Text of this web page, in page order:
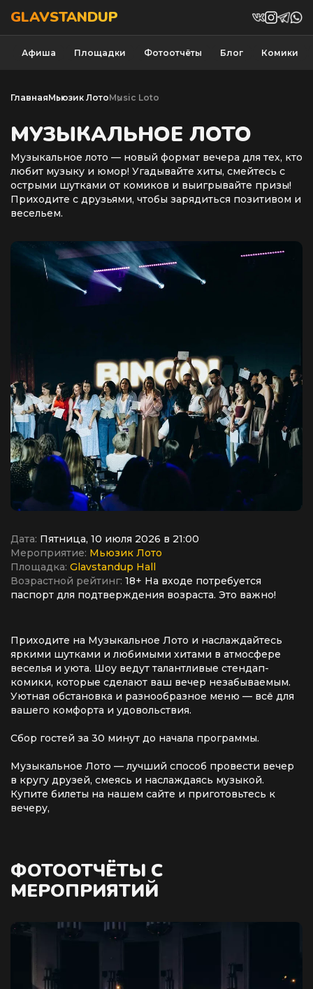
GLAVSTANDUP
Афиша Площадки Фотоотчёты Блог Комики
ГлавнаяМьюзик ЛотоMusic Loto
МУЗЫКАЛЬНОЕ ЛОТО
Музыкальное лото — новый формат вечера для тех, кто
любит музыку и юмор! Угадывайте хиты, смейтесь с
острыми шутками от комиков и выигрывайте призы!
Приходите с друзьями, чтобы зарядиться позитивом и
весельем.
Дата: Пятница, 10 июля 2026 в 21:00
Мероприятие: Мьюзик Лото
Площадка: Glavstandup Hall
Возрастной рейтинг: 18+ На входе потребуется
паспорт для подтверждения возраста. Это важно!
Приходите на Музыкальное Лото и наслаждайтесь
яркими шутками и любимыми хитами в атмосфере
веселья и уюта. Шоу ведут талантливые стендап-
комики, которые сделают ваш вечер незабываемым.
Уютная обстановка и разнообразное меню — всё для
вашего комфорта и удовольствия.
Сбор гостей за 30 минут до начала программы.
Музыкальное Лото — лучший способ провести вечер
в кругу друзей, смеясь и наслаждаясь музыкой.
Купите билеты на нашем сайте и приготовьтесь к
вечеру,
ФОТООТЧЁТЫ С
МЕРОПРИЯТИЙ